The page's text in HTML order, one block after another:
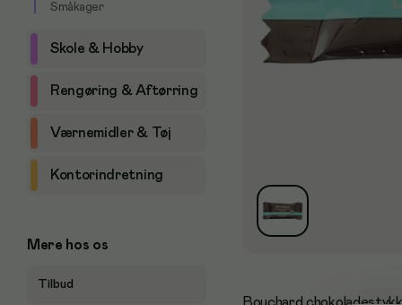
Småkager
Skole & Hobby
Rengøring & Aftørring
Værnemidler & Tøj
Kontorindretning
Mere hos os
Tilbud